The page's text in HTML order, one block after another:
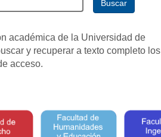
Buscar
académica de la Universidad de
y recuperar a texto completo los
acceso.